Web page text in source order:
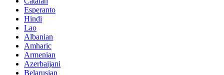
Esperanto
Hindi
Lao
Albanian
Amharic
Armenian
Azerbaijani
Belarusian